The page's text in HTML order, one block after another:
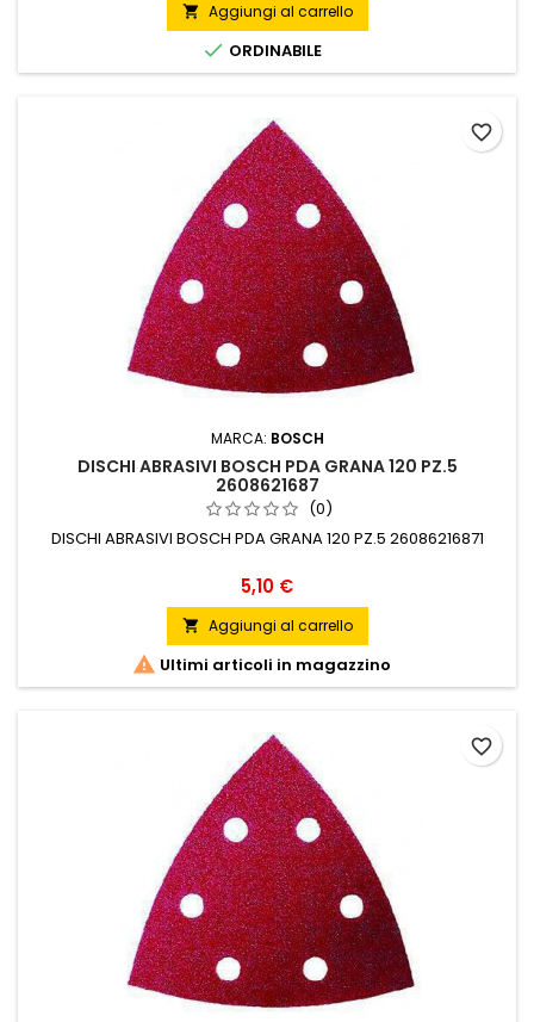
 Aggiungi al carrello
 ORDINABILE
MARCA: BOSCH
DISCHI ABRASIVI BOSCH PDA GRANA 120 PZ.5
2608621687
(0)
DISCHI ABRASIVI BOSCH PDA GRANA 120 PZ.5 26086216871
Prezzo
5,10 €
 Aggiungi al carrello
 Ultimi articoli in magazzino
favorite_border
favorite_border